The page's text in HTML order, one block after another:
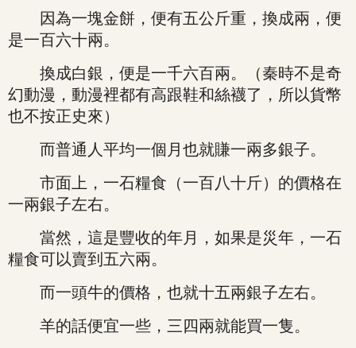
因為一塊金餅，便有五公斤重，換成兩，便
是一百六十兩。
換成白銀，便是一千六百兩。（秦時不是奇
幻動漫，動漫裡都有高跟鞋和絲襪了，所以貨幣
也不按正史來）
而普通人平均一個月也就賺一兩多銀子。
市面上，一石糧食（一百八十斤）的價格在
一兩銀子左右。
當然，這是豐收的年月，如果是災年，一石
糧食可以賣到五六兩。
而一頭牛的價格，也就十五兩銀子左右。
羊的話便宜一些，三四兩就能買一隻。